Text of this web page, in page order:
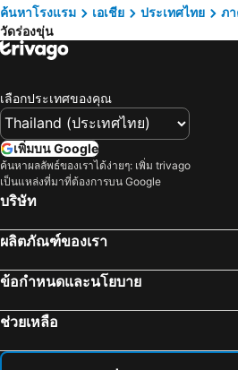
Meesuk ChiangRai Hotel
Hop
โรงแรม รสา บูทีค เชียงราย
The Space Chiang Rai
อารียา อินน์ เชียงราย
The Mantrini Chiang Rai-SHA Extra Plus
Inn Come Hotel Chiang Rai
Nakaraj Princess Chiang Rai - Walking Street
The White House P&N Hotel Chiang Rai
Na Na Doo Homestay
วิลาช
777 Food & Bed
Manonnee
วัดพระสิงห์
วัดพร
สวนแม่ฟ้าหลวง
ท่าเรือเชียงของ
สาม
บ่อน้ำพุร้อนสันกำแพง
สนามบินแม่ฮ่องสอน
วัดเจดีย์หลวง
วนอุทยานน้ำตกขุนกรณ์
ฟาร์มงูแม่สา
วัดท่าตอน
วนอุ
Ban Huoeisay Airport
ค้นหาโรงแรม เอเชีย ประเทศไทย ภ
วัดร่องขุ่น
เลือกประเทศของคุณ
เพิ่มบน Google
ค้นหาผลลัพธ์ของเราได้ง่ายๆ: เพิ่ม trivago
เป็นแหล่งที่มาที่ต้องการบน Google
บริษัท
ผลิตภัณฑ์ของเรา
ข้อกำหนดและนโยบาย
ช่วยเหลือ